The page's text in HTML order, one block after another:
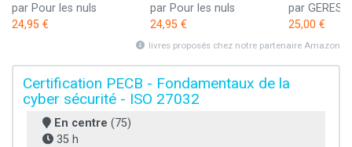
par Pour les nuls
24,95 €
par Pour les nuls
24,95 €
par GERESO
25,00 €
livres proposés chez notre partenaire Amazon
Certification PECB - Fondamentaux de la
cyber sécurité - ISO 27032
En centre (75)
35 h